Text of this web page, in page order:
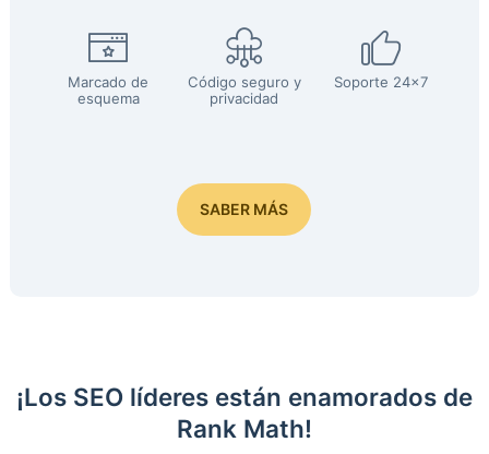
Marcado de
esquema
Código seguro y
privacidad
Soporte 24x7
SABER MÁS
¡Los SEO líderes están enamorados de
Rank Math!